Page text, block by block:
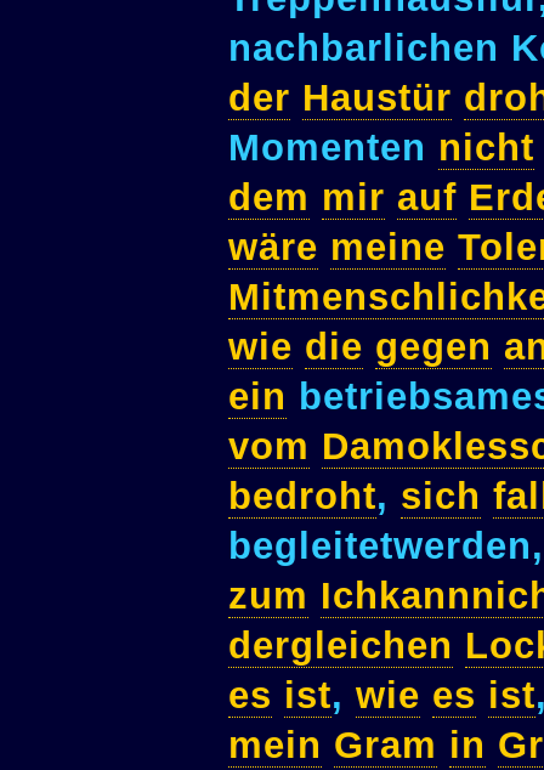
nachbarlichen
der Haustür
Momenten nicht
dem mir auf
wäre meine
wie die gegen
ein
vom
bedroht, sich
zum
dergleichen
es ist, wie es ist
mein Gram in